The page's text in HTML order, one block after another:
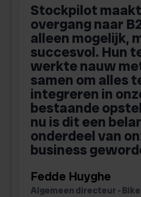
Stockpilot
overgang naar
alleen mogelijk,
succesvol. Hun
werkte nauw
samen om alles
integreren in
bestaande
nu is dit een
onderdeel van
business
Fedde Huyghe
Algemeen directeur -